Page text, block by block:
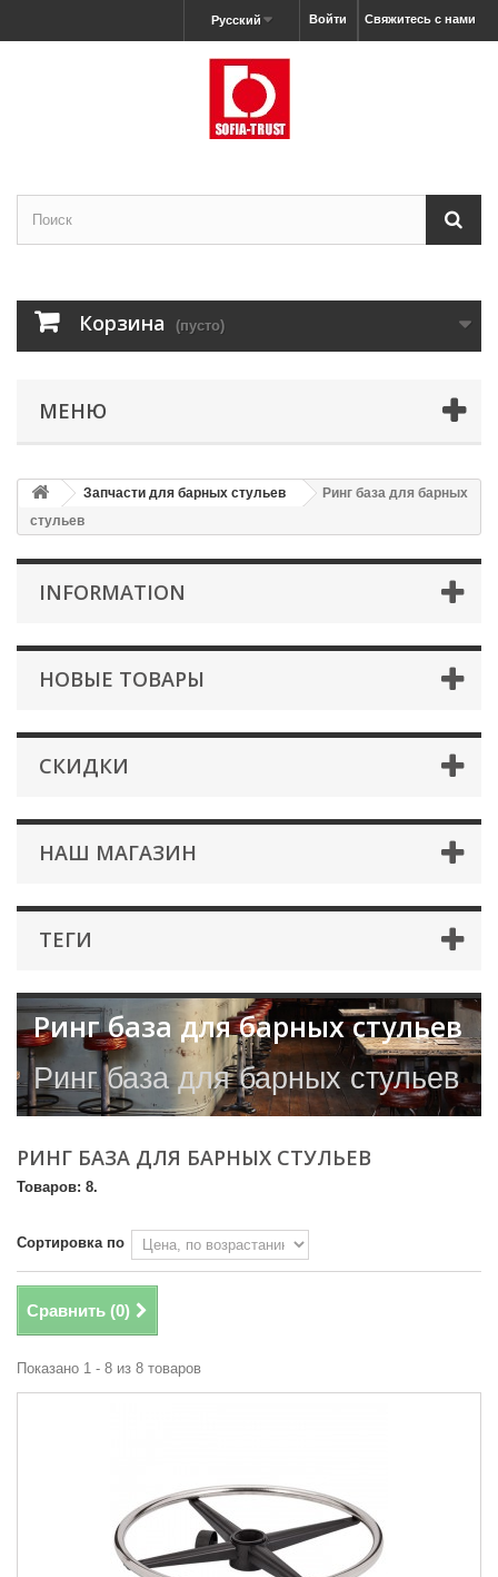
Свяжитесь с нами
Войти
Русский
Корзина (пусто)
МЕНЮ
Запчасти для барных стульев
Ринг база для барных
стульев
INFORMATION
НОВЫЕ ТОВАРЫ
СКИДКИ
НАШ МАГАЗИН
ТЕГИ
Ринг база для барных стульев
Ринг база для барных стульев
РИНГ БАЗА ДЛЯ БАРНЫХ СТУЛЬЕВ
Товаров: 8.
Сортировка по
Сравнить (0)
Показано 1 - 8 из 8 товаров